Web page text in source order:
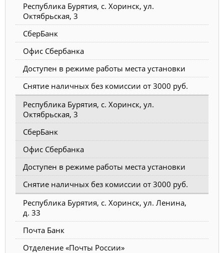
Республика Бурятия, с. Хоринск, ул.
Октябрьская, 3
СберБанк
Офис Сбербанка
Доступен в режиме работы места установки
Снятие наличных без комиссии от 3000 руб.
Республика Бурятия, с. Хоринск, ул.
Октябрьская, 3
СберБанк
Офис Сбербанка
Доступен в режиме работы места установки
Снятие наличных без комиссии от 3000 руб.
Республика Бурятия, с. Хоринск, ул. Ленина,
д. 33
Почта Банк
Отделение «Почты России»